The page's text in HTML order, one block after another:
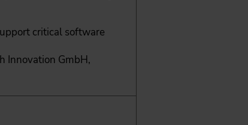
critical software
Innovation GmbH,